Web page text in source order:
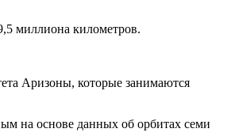
миллиона километров.
Аризоны, которые занимаются
на основе данных об орбитах семи